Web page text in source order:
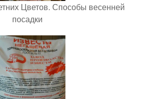
Цветов. Способы весенней
посадки